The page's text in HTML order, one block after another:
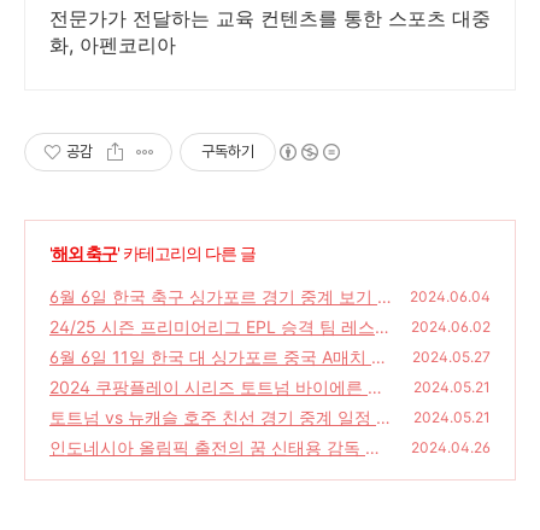
전문가가 전달하는 교육 컨텐츠를 통한 스포츠 대중
화, 아펜코리아
공감 구독하기
'해외 축구' 카테고리의 다른 글
6월 6일 한국 축구 싱가포르 경기 중계 보기 시
간 경기 결과 하이라이트 손흥민 일정 2024
(0)
2024.06.04
24/25 시즌 프리미어리그 EPL 승격 팀 레스터
시티 입스위치 사우샘프턴
(0)
2024.06.02
6월 6일 11일 한국 대 싱가포르 중국 A매치 경
기 입장권 예매 및 중계 일정 손흥민
(0)
2024.05.27
2024 쿠팡플레이 시리즈 토트넘 바이에른 뮌
헨 내한 경기 8월 티켓 예매
(0)
2024.05.21
토트넘 vs 뉴캐슬 호주 친선 경기 중계 일정 손
흥민 등 24명 멜버른 도착
(0)
2024.05.21
인도네시아 올림픽 출전의 꿈 신태용 감독 그
2024.04.26